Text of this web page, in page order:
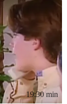
19:30 min